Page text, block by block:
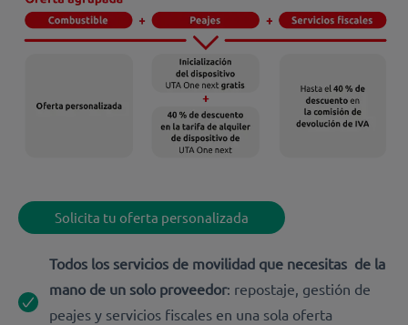
Solicita tu oferta personalizada
Todos los servicios de movilidad que necesitas de la
mano de un solo proveedor: repostaje, gestión de
peajes y servicios fiscales en una sola oferta